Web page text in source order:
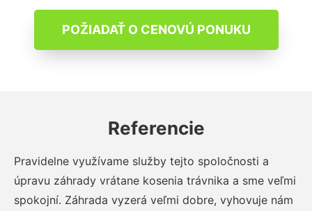
POŽIADAŤ O CENOVÚ PONUKU
Referencie
Pravidelne využívame služby tejto spoločnosti a
úpravu záhrady vrátane kosenia trávnika a sme veľmi
spokojní. Záhrada vyzerá veľmi dobre, vyhovuje nám